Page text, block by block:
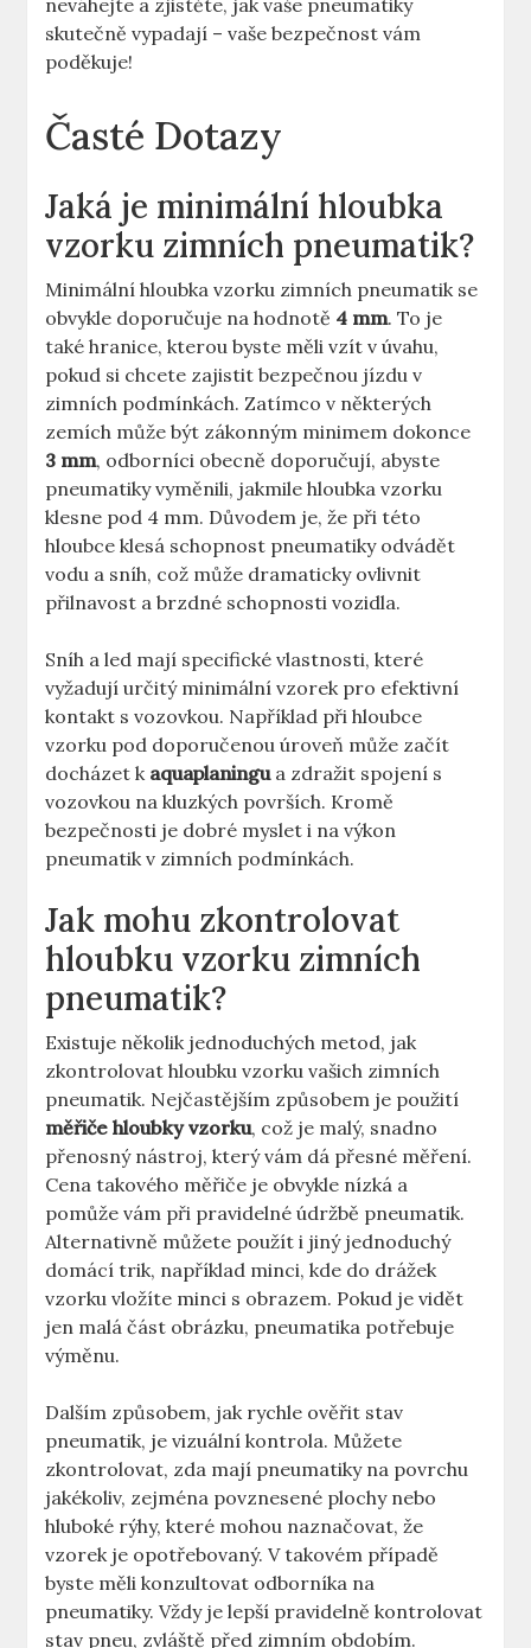
neváhejte a zjistěte, jak vaše pneumatiky
skutečně vypadají – vaše bezpečnost vám
poděkuje!
Časté Dotazy
Jaká je minimální hloubka
vzorku zimních pneumatik?
Minimální hloubka vzorku zimních pneumatik se
obvykle doporučuje na hodnotě 4 mm. To je
také hranice, kterou byste měli vzít v úvahu,
pokud si chcete zajistit bezpečnou jízdu v
zimních podmínkách. Zatímco v některých
zemích může být zákonným minimem dokonce
3 mm, odborníci obecně doporučují, abyste
pneumatiky vyměnili, jakmile hloubka vzorku
klesne pod 4 mm. Důvodem je, že při této
hloubce klesá schopnost pneumatiky odvádět
vodu a sníh, což může dramaticky ovlivnit
přilnavost a brzdné schopnosti vozidla.
Sníh a led mají specifické vlastnosti, které
vyžadují určitý minimální vzorek pro efektivní
kontakt s vozovkou. Například při hloubce
vzorku pod doporučenou úroveň může začít
docházet k aquaplaningua zdražit spojení s
vozovkou na kluzkých površích. Kromě
bezpečnosti je dobré myslet i na výkon
pneumatik v zimních podmínkách.
Jak mohu zkontrolovat
hloubku vzorku zimních
pneumatik?
Existuje několik jednoduchých metod, jak
zkontrolovat hloubku vzorku vašich zimních
pneumatik. Nejčastějším způsobem je použití
měřiče hloubky vzorku, což je malý, snadno
přenosný nástroj, který vám dá přesné měření.
Cena takového měřiče je obvykle nízká a
pomůže vám při pravidelné údržbě pneumatik.
Alternativně můžete použít i jiný jednoduchý
domácí trik, například minci, kde do drážek
vzorku vložíte minci s obrazem. Pokud je vidět
jen malá část obrázku, pneumatika potřebuje
výměnu.
Dalším způsobem, jak rychle ověřit stav
pneumatik, je vizuální kontrola. Můžete
zkontrolovat, zda mají pneumatiky na povrchu
jakékoliv, zejména povznesené plochy nebo
hluboké rýhy, které mohou naznačovat, že
vzorek je opotřebovaný. V takovém případě
byste měli konzultovat odborníka na
pneumatiky. Vždy je lepší pravidelně kontrolovat
stav pneu, zvláště před zimním obdobím.